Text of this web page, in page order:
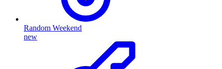
Random Weekend
new